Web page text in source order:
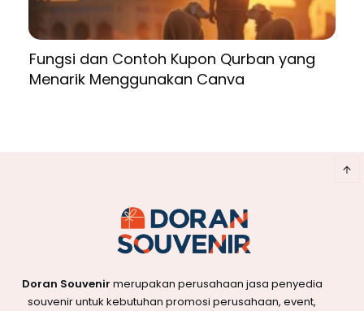
Fungsi dan Contoh Kupon Qurban yang
Menarik Menggunakan Canva
Doran Souvenir merupakan perusahaan jasa penyedia
souvenir untuk kebutuhan promosi perusahaan, event,